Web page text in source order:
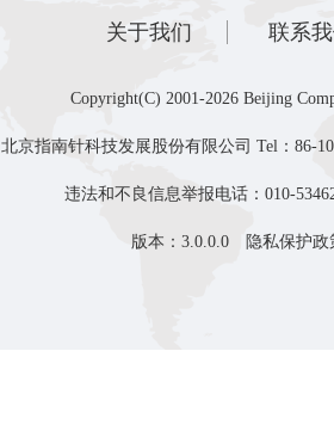
关于我们 联系
Copyright(C) 2001-2026 Beijing
北京指南针科技发展股份有限公司 Tel：86-
违法和不良信息举报电话：010-
版本：3.0.0.0 隐私保护政